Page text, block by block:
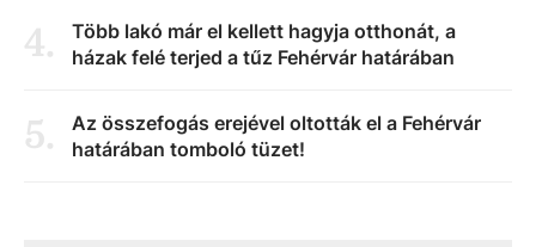
4.
Több lakó már el kellett hagyja otthonát, a
házak felé terjed a tűz Fehérvár határában
5.
Az összefogás erejével oltották el a Fehérvár
határában tomboló tüzet!